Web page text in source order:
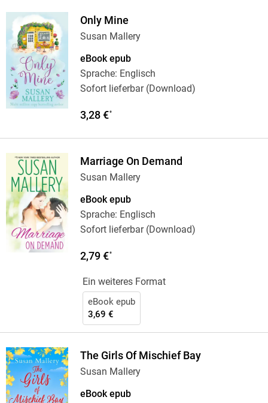
Only Mine
Susan Mallery
eBook epub
Sprache: Englisch
Sofort lieferbar (Download)
3,28 €*
Marriage On Demand
Susan Mallery
eBook epub
Sprache: Englisch
Sofort lieferbar (Download)
2,79 €*
Ein weiteres Format
eBook epub
3,69 €
The Girls Of Mischief Bay
Susan Mallery
eBook epub